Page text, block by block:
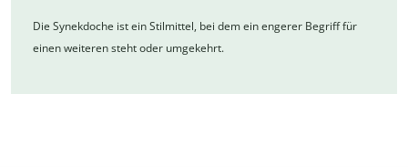
Die Synekdoche ist ein Stilmittel, bei dem ein engerer Begriff für
einen weiteren steht oder umgekehrt.